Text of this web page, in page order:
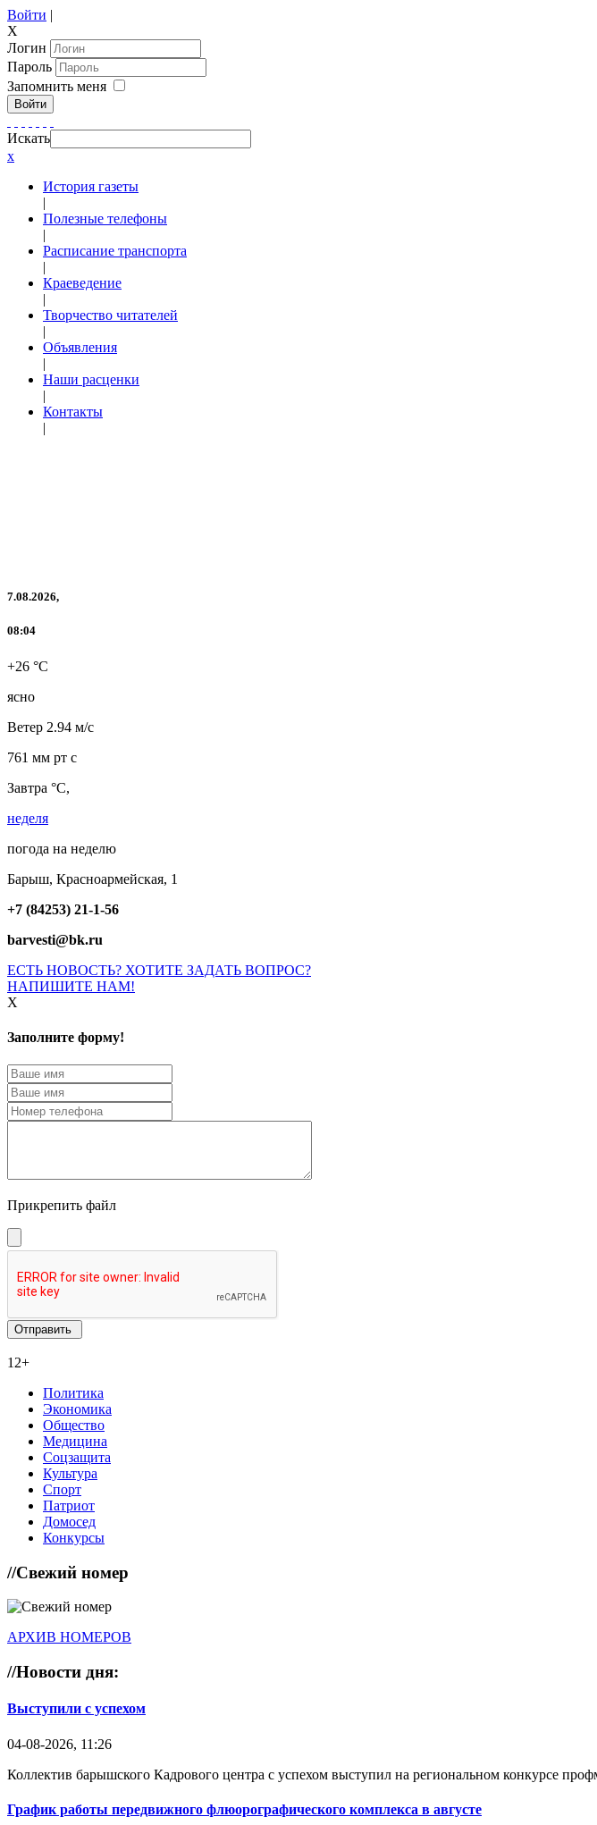
Войти |
X
Логин
Пароль
Запомнить меня
Войти
Искать
x
История газеты
|
Полезные телефоны
|
Расписание транспорта
|
Краеведение
|
Творчество читателей
|
Объявления
|
Наши расценки
|
Контакты
|
7.08.2026,
08:04
+26 °C
ясно
Ветер 2.94 м/с
761 мм рт с
Завтра °C,
неделя
погода на неделю
Барыш, Красноармейская, 1
+7 (84253) 21-1-56
barvesti@bk.ru
ЕСТЬ НОВОСТЬ? ХОТИТЕ ЗАДАТЬ ВОПРОС?
НАПИШИТЕ НАМ!
X
Заполните форму!
Прикрепить файл
12+
Политика
Экономика
Общество
Медицина
Соцзащита
Культура
Спорт
Патриот
Домосед
Конкурсы
//Свежий номер
АРХИВ НОМЕРОВ
//Новости дня:
Выступили с успехом
04-08-2026, 11:26
Коллектив барышского Кадрового центра с успехом выступил на региональном конкурсе
График работы передвижного флюорографического комплекса в августе